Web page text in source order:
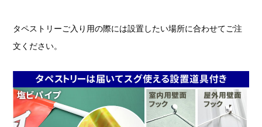
タペストリーご入り用の際には設置したい場所に合わせてご注
文ください。